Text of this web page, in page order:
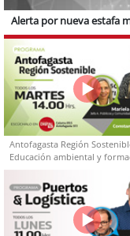
Alerta por nueva estafa
Antofagasta Región
Educación ambiental y
capacidades técnicas